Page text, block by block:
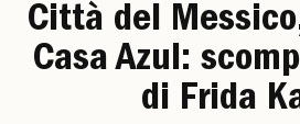
Città del
Casa Azul:
di Frida